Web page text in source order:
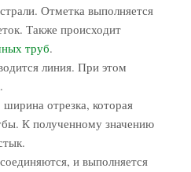
Отметка выполняется
Также происходит
труб.
линия. При этом
отрезка, которая
К полученному значению
и выполняется